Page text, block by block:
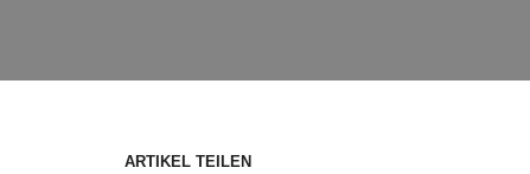
ARTIKEL TEILEN